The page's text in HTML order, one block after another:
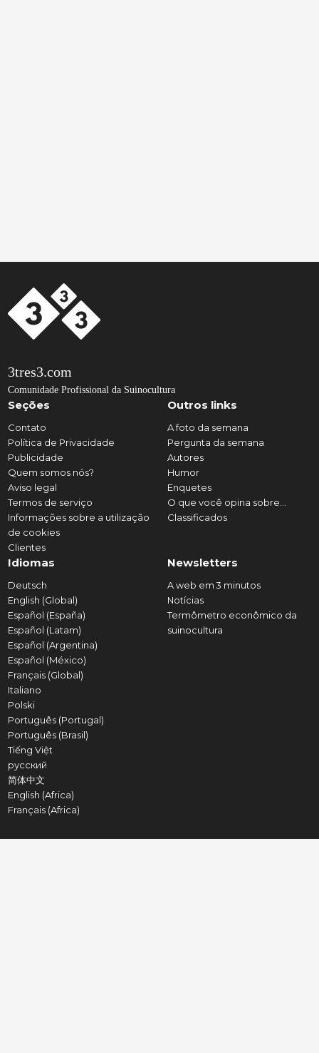
3tres3.com
Comunidade Profissional da Suinocultura
Seções
Contato
Política de Privacidade
Publicidade
Quem somos nós?
Aviso legal
Termos de serviço
Informações sobre a utilização
de cookies
Clientes
Outros links
A foto da semana
Pergunta da semana
Autores
Humor
Enquetes
O que você opina sobre...
Classificados
Idiomas
Deutsch
English (Global)
Español (España)
Español (Latam)
Español (Argentina)
Español (México)
Français (Global)
Italiano
Polski
Português (Portugal)
Português (Brasil)
Tiếng Việt
русский
简体中文
English (Africa)
Français (Africa)
Newsletters
A web em 3 minutos
Notícias
Termômetro econômico da
suinocultura